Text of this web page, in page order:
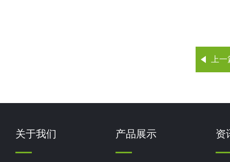
上
关于我们 产品展示 资